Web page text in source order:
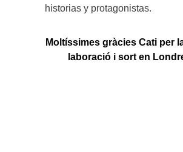
historias y protagonistas.
Moltíssimes gràcies Cati per
laboració i sort en